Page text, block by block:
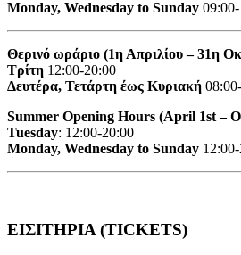
Monday, Wednesday to Sunday
Θερινό ωράριο (1η Απριλίου – 31η
Τρίτη 12:00-20:00
Δευτέρα, Τετάρτη έως Κυριακή
Summer Opening Hours (April 1st –
Tuesday: 12:00-20:00
Monday, Wednesday to Sunday
ΕΙΣΙΤΗΡΙΑ (TICKETS)